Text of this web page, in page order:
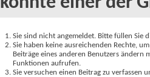
Sie sind nicht angemeldet. Bitte füllen Sie
Sie haben keine ausreichenden Rechte,
Beiträge eines anderen Benutzers
Funktionen aufrufen.
Sie versuchen einen Beitrag zu verfassen